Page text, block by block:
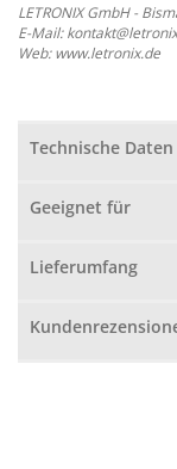
LETRONIX GmbH -
E-Mail:
Web: www.letronix.de
Technische Daten
Geeignet für
Lieferumfang